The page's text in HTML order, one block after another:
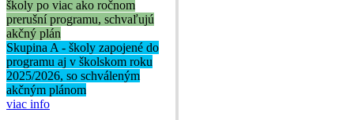
školy po viac ako ročnom
prerušní programu, schvaľujú
akčný plán
Skupina A - školy zapojené do
programu aj v školskom roku
2025/2026, so schváleným
akčným plánom
viac info